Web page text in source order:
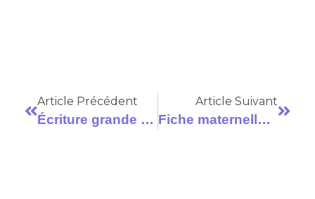
Article Précédent
Écriture grande section : un apprentissage progressif
Article Suivant
Fiche maternelle moyenne section à imprimer